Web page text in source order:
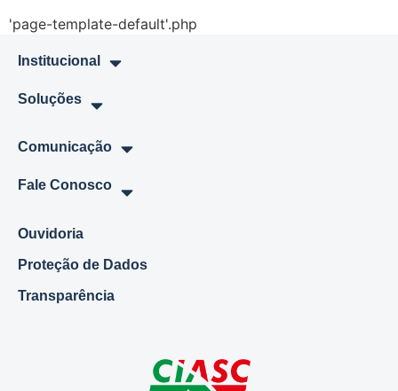
'page-template-default'.php
Institucional
Soluções
Comunicação
Fale Conosco
Ouvidoria
Proteção de Dados
Transparência